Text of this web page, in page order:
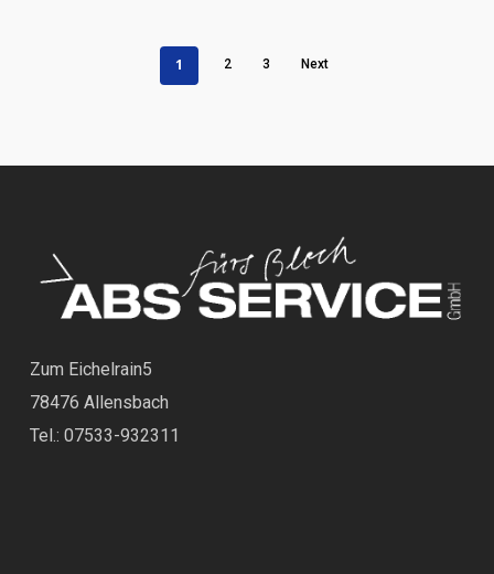
1 2 3 Next
Zum Eichelrain5
78476 Allensbach
Tel.: 07533-932311